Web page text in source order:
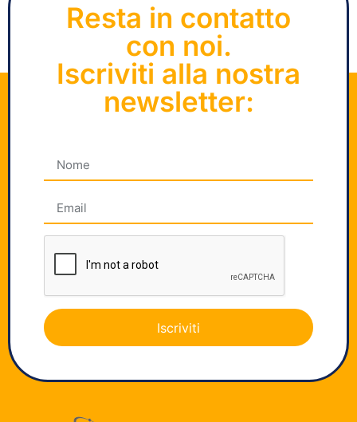
Resta in contatto
con noi.
Iscriviti alla nostra
newsletter:
Iscriviti